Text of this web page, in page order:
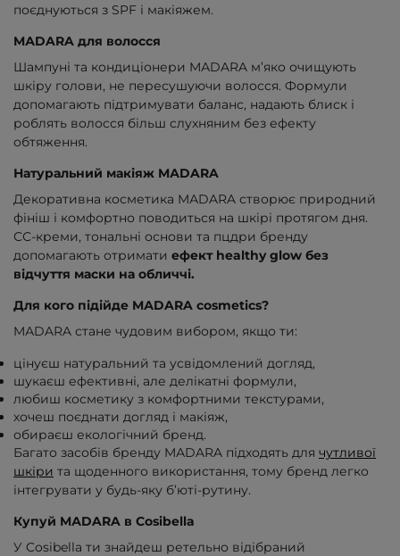
поєднуються з SPF і макіяжем.
MАDARA для волосся
Шампуні та кондиціонери MАDARA м’яко очищують
шкіру голови, не пересушуючи волосся. Формули
допомагають підтримувати баланс, надають блиск і
роблять волосся більш слухняним без ефекту
обтяження.
Натуральний макіяж MАDARA
Декоративна косметика MАDARA створює природний
фініш і комфортно поводиться на шкірі протягом дня.
СС-креми, тональні основи та пцдри бренду
допомагають отримати ефект healthy glow без
відчуття маски на обличчі.
Для кого підійде MАDARA cosmetics?
MАDARA стане чудовим вибором, якщо ти:
цінуєш натуральний та усвідомлений догляд,
шукаєш ефективні, але делікатні формули,
любиш косметику з комфортними текстурами,
хочеш поєднати догляд і макіяж,
обираєш екологічний бренд.
Багато засобів бренду MАDARA підходять для чутливої
шкіри та щоденного використання, тому бренд легко
інтегрувати у будь-яку б’юті-рутину.
Купуй MАDARA в Cosibella
У Cosibella ти знайдеш ретельно відібраний